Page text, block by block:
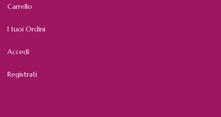
Carrello
I tuoi Ordini
Accedi
Registrati